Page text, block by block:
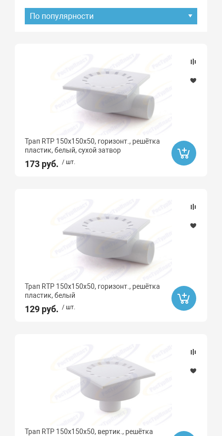
По популярности
Наличие товара
Ликвидация
Да
Трап RTP 150х150х50, горизонт., решётка
пластик, белый, сухой затвор
173 руб. / шт.
Трап RTP 150х150х50, горизонт., решётка
пластик, белый
129 руб. / шт.
Трап RTP 150х150х50, вертик., решётка